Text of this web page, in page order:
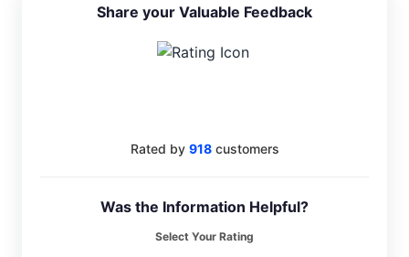
Share your Valuable Feedback
Rated by 918customers
Was the Information Helpful?
Select Your Rating